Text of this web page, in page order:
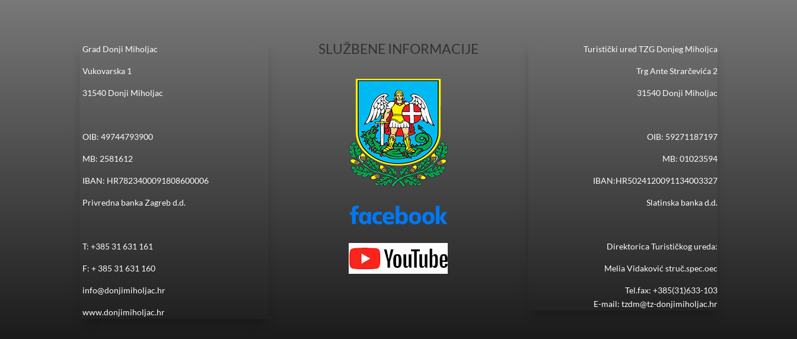
Grad Donji Miholjac
Vukovarska 1
31540 Donji Miholjac
OIB: 49744793900
MB: 2581612
IBAN: HR7823400091808600006
Privredna banka Zagreb d.d.
T: +385 31 631 161
F: + 385 31 631 160
info@donjimiholjac.hr
www.donjimiholjac.hr
SLUŽBENE INFORMACIJE Turistički ured TZG Donjeg Miholjca
Trg Ante Strarčevića 2
31540 Donji Miholjac
OIB: 59271187197
MB: 01023594
IBAN:HR5024120091134003327
Slatinska banka d.d.
Direktorica Turističkog ureda:
Melia Vidaković struč.spec.oec
Tel.fax: +385(31)633-103
E-mail: tzdm@tz-donjimiholjac.hr